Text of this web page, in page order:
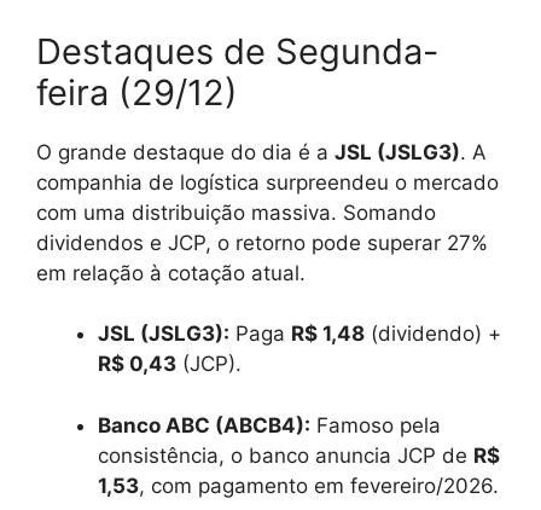
Destaques de Segunda-
feira (29/12)
O grande destaque do dia é a JSL (JSLG3). A
companhia de logística surpreendeu o mercado
com uma distribuição massiva. Somando
dividendos e JCP, o retorno pode superar 27%
em relação à cotação atual.
JSL (JSLG3): Paga R$ 1,48 (dividendo) +
R$ 0,43 (JCP).
Banco ABC (ABCB4): Famoso pela
consistência, o banco anuncia JCP de R$
1,53, com pagamento em fevereiro/2026.